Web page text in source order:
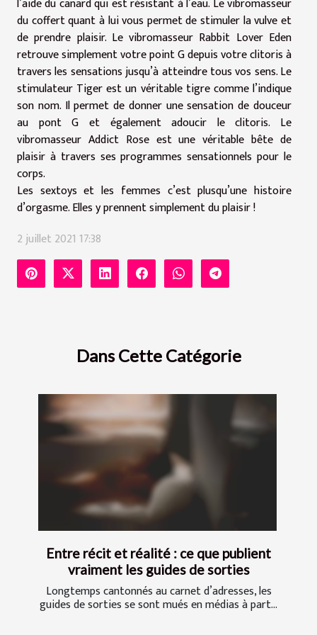
l’aide du canard qui est résistant à l’eau. Le vibromasseur
du coffert quant à lui vous permet de stimuler la vulve et
de prendre plaisir. Le vibromasseur Rabbit Lover Eden
retrouve simplement votre point G depuis votre clitoris à
travers les sensations jusqu’à atteindre tous vos sens. Le
stimulateur Tiger est un véritable tigre comme l’indique
son nom. Il permet de donner une sensation de douceur
au pont G et également adoucir le clitoris. Le
vibromasseur Addict Rose est une véritable bête de
plaisir à travers ses programmes sensationnels pour le
corps.
Les sextoys et les femmes c’est plusqu’une histoire
d’orgasme. Elles y prennent simplement du plaisir !
2 juillet 2021 17:38
Dans Cette Catégorie
Entre récit et réalité : ce que publient
vraiment les guides de sorties
Longtemps cantonnés au carnet d’adresses, les
guides de sorties se sont mués en médias à part...